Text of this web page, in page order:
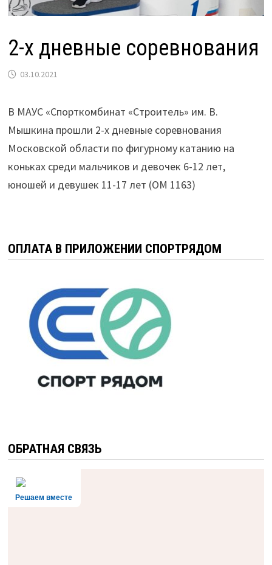
2-х дневные соревнования
03.10.2021
В МАУС «Спорткомбинат «Строитель» им. В.
Мышкина прошли 2-х дневные соревнования
Московской области по фигурному катанию на
коньках среди мальчиков и девочек 6-12 лет,
юношей и девушек 11-17 лет (ОМ 1163)
ОПЛАТА В ПРИЛОЖЕНИИ СПОРТРЯДОМ
ОБРАТНАЯ СВЯЗЬ
Решаем вместе